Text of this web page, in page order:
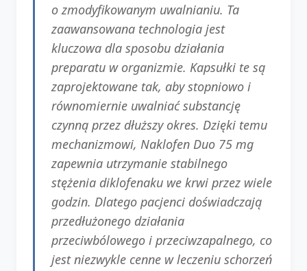
o zmodyfikowanym uwalnianiu. Ta
zaawansowana technologia jest
kluczowa dla sposobu działania
preparatu w organizmie. Kapsułki te są
zaprojektowane tak, aby stopniowo i
równomiernie uwalniać substancję
czynną przez dłuższy okres. Dzięki temu
mechanizmowi, Naklofen Duo 75 mg
zapewnia utrzymanie stabilnego
stężenia diklofenaku we krwi przez wiele
godzin. Dlatego pacjenci doświadczają
przedłużonego działania
przeciwbólowego i przeciwzapalnego, co
jest niezwykle cenne w leczeniu schorzeń